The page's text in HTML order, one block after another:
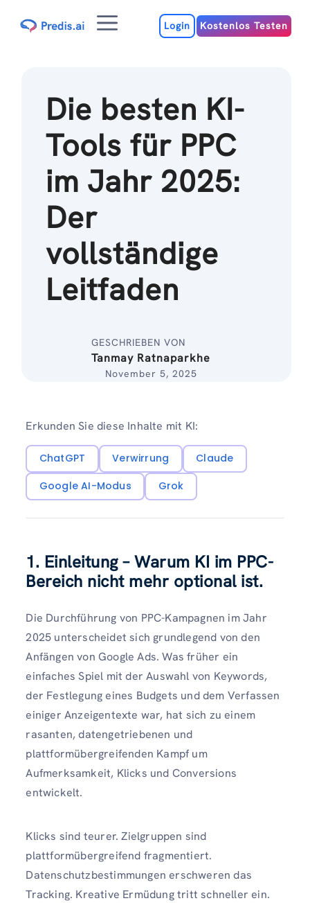
Inhalt
MenuLogin Kostenlos Testen
Die besten KI-
Tools für PPC
im Jahr 2025:
Der
vollständige
Leitfaden
GESCHRIEBEN VON
Tanmay Ratnaparkhe
November 5, 2025
Erkunden Sie diese Inhalte mit KI:
ChatGPT Verwirrung
Claude
Google AI-Modus
Grok
1. Einleitung – Warum KI im PPC-
Bereich nicht mehr optional ist.
Die Durchführung von PPC-Kampagnen im Jahr
2025 unterscheidet sich grundlegend von den
Anfängen von Google Ads. Was früher ein
einfaches Spiel mit der Auswahl von Keywords,
der Festlegung eines Budgets und dem Verfassen
einiger Anzeigentexte war, hat sich zu einem
rasanten, datengetriebenen und
plattformübergreifenden Kampf um
Aufmerksamkeit, Klicks und Conversions
entwickelt.
Klicks sind teurer. Zielgruppen sind
plattformübergreifend fragmentiert.
Datenschutzbestimmungen erschweren das
Tracking. Kreative Ermüdung tritt schneller ein.